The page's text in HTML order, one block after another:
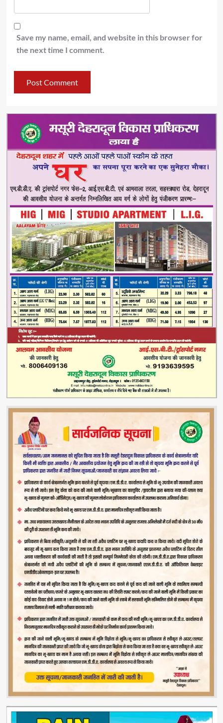
Save my name, email, and website in this browser for
the next time I comment.